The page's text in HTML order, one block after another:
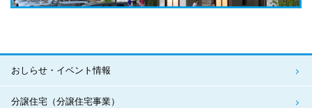
おしらせ・イベント情報
分譲住宅（分譲住宅事業）